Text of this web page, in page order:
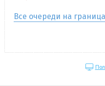
Все очереди на